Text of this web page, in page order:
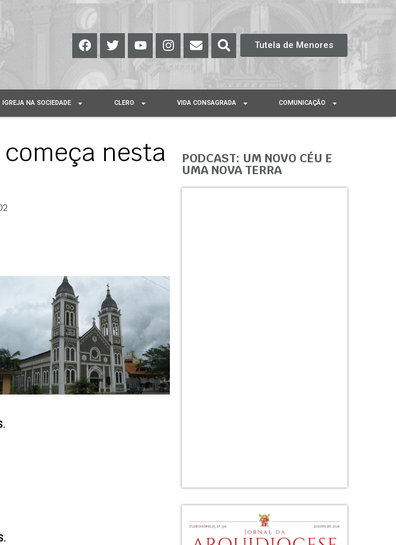
Tutela de Menores
IGREJA NA SOCIEDADE CLERO VIDA CONSAGRADA COMUNICAÇÃO
nesta PODCAST: UM NOVO CÉU E
UMA NOVA TERRA